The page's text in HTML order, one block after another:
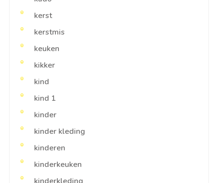
kerst
kerstmis
keuken
kikker
kind
kind 1
kinder
kinder kleding
kinderen
kinderkeuken